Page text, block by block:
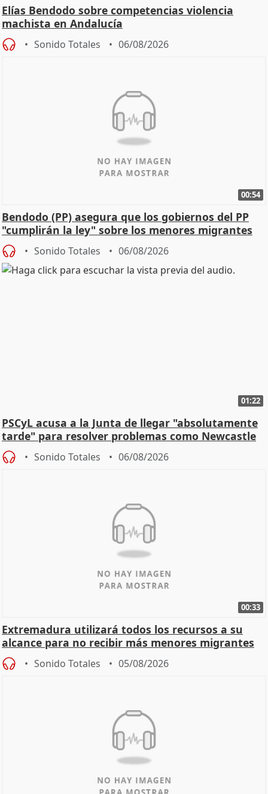
Elías Bendodo sobre competencias violencia
machista en Andalucía
Sonido Totales 06/08/2026
00:54
Bendodo (PP) asegura que los gobiernos del PP
"cumplirán la ley" sobre los menores migrantes
Sonido Totales 06/08/2026
01:22
PSCyL acusa a la Junta de llegar "absolutamente
tarde" para resolver problemas como Newcastle
Sonido Totales 06/08/2026
00:33
Extremadura utilizará todos los recursos a su
alcance para no recibir más menores migrantes
Sonido Totales 05/08/2026